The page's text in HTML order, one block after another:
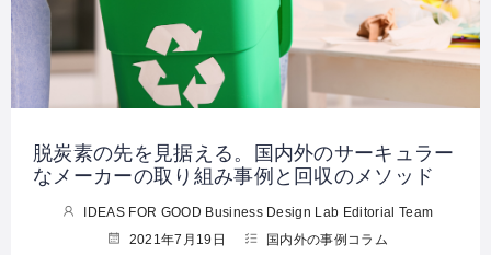
脱炭素の先を見据える。国内外のサーキュラー
なメーカーの取り組み事例と回収のメソッド
IDEAS FOR GOOD Business Design Lab Editorial Team
2021年7月19日
国内外の事例コラム